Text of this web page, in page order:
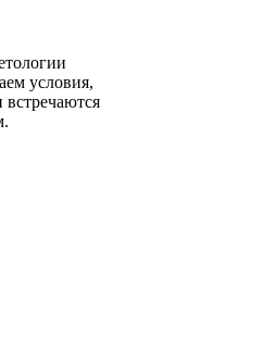
условия,
встречаются